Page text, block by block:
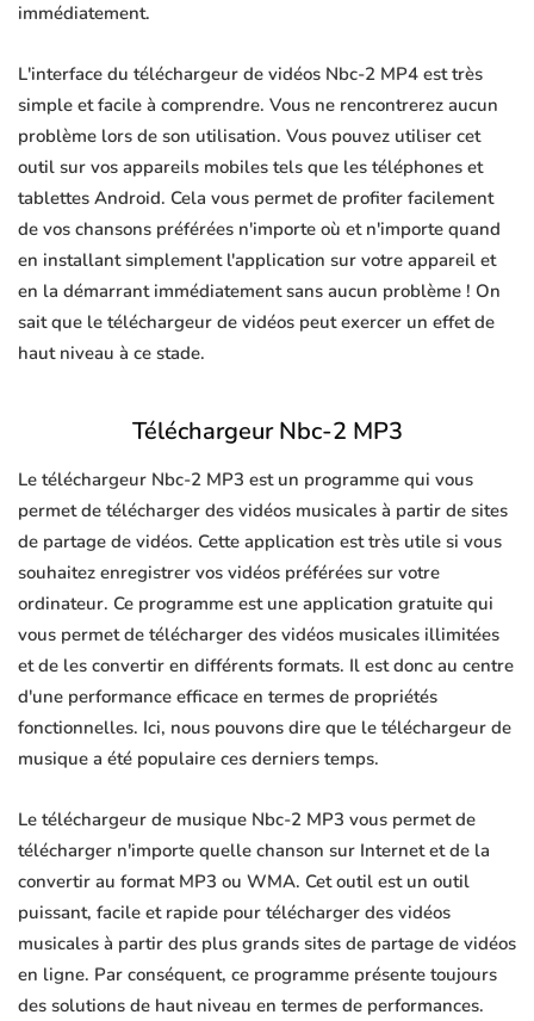
immédiatement.
L'interface du téléchargeur de vidéos Nbc-2 MP4 est très
simple et facile à comprendre. Vous ne rencontrerez aucun
problème lors de son utilisation. Vous pouvez utiliser cet
outil sur vos appareils mobiles tels que les téléphones et
tablettes Android. Cela vous permet de profiter facilement
de vos chansons préférées n'importe où et n'importe quand
en installant simplement l'application sur votre appareil et
en la démarrant immédiatement sans aucun problème ! On
sait que le téléchargeur de vidéos peut exercer un effet de
haut niveau à ce stade.
Téléchargeur Nbc-2 MP3
Le téléchargeur Nbc-2 MP3 est un programme qui vous
permet de télécharger des vidéos musicales à partir de sites
de partage de vidéos. Cette application est très utile si vous
souhaitez enregistrer vos vidéos préférées sur votre
ordinateur. Ce programme est une application gratuite qui
vous permet de télécharger des vidéos musicales illimitées
et de les convertir en différents formats. Il est donc au centre
d'une performance efficace en termes de propriétés
fonctionnelles. Ici, nous pouvons dire que le téléchargeur de
musique a été populaire ces derniers temps.
Le téléchargeur de musique Nbc-2 MP3 vous permet de
télécharger n'importe quelle chanson sur Internet et de la
convertir au format MP3 ou WMA. Cet outil est un outil
puissant, facile et rapide pour télécharger des vidéos
musicales à partir des plus grands sites de partage de vidéos
en ligne. Par conséquent, ce programme présente toujours
des solutions de haut niveau en termes de performances.